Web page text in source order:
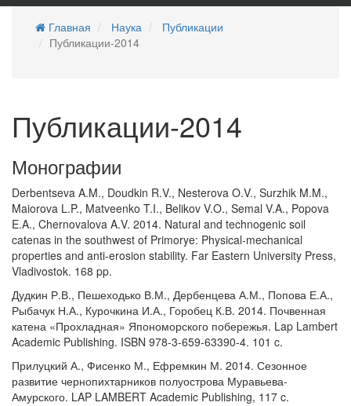
Главная Наука
Публикации
Публикации-2014
Публикации-2014
Монографии
Derbentseva A.M., Doudkin R.V., Nesterova O.V., Surzhik M.M.,
Maiorova L.P., Matveenko T.I., Belikov V.O., Semal V.A., Popova
E.A., Chernovalova A.V. 2014. Natural and technogenic soil
catenas in the southwest of Primorye: Physical-mechanical
properties and anti-erosion stability. Far Eastern University Press,
Vladivostok. 168 pp.
Дудкин Р.В., Пешеходько В.М., Дербенцева А.М., Попова Е.А.,
Рыбачук Н.А., Курочкина И.А., Горобец К.В. 2014. Почвенная
катена «Прохладная» Япономорского побережья. Lap Lambert
Academic Publishing. ISBN 978-3-659-63390-4. 101 c.
Прилуцкий А., Фисенко М., Ефремкин М. 2014. Сезонное
развитие чернопихтарников полуострова Муравьева-
Амурского. LAP LAMBERT Academic Publishing, 117 c.